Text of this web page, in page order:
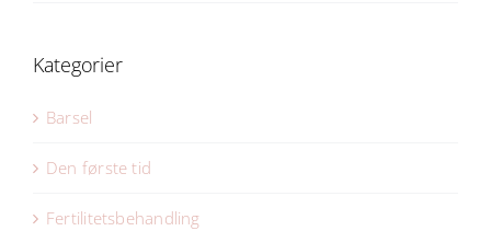
Kategorier
Barsel
Den første tid
Fertilitetsbehandling